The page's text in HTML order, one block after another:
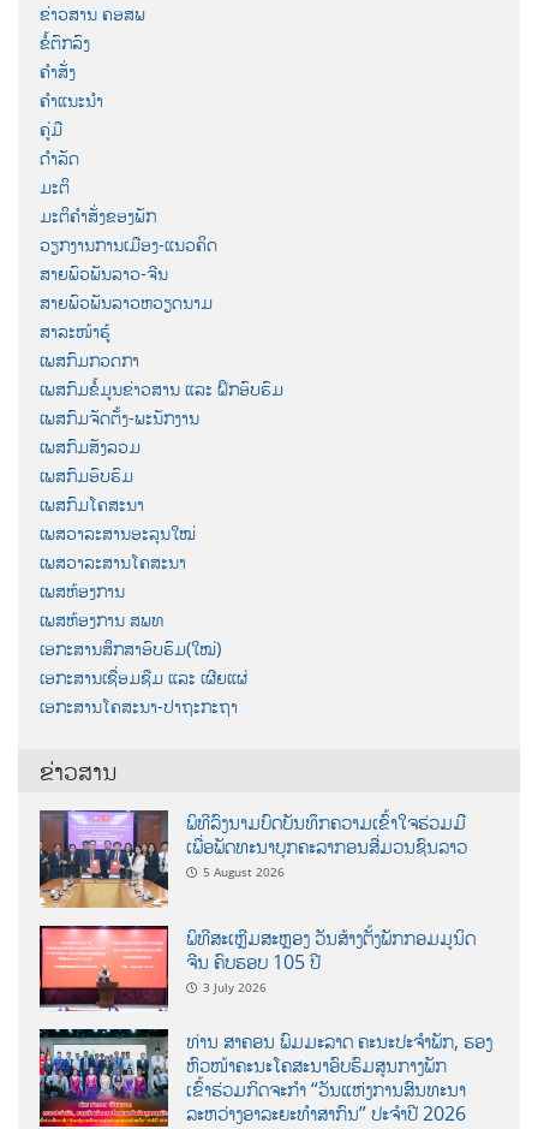
ຂ່າວສານ ຄອສພ
ຂໍ້ຕົກລົງ
ຄຳສັ່ງ
ຄຳແນະນຳ
ຄູ່ມື
ດຳລັດ
ມະຕິ
ມະຕິຄຳສັ່ງຂອງພັກ
ວຽກງານການເມືອງ-ແນວຄິດ
ສາຍພົວພັນລາວ-ຈີນ
ສາຍພົວພັນລາວຫວຽດນາມ
ສາລະໜ້າຮູ້
ເພສກົມກວດກາ
ເພສກົມຂໍ້ມູນຂ່າວສານ ແລະ ຝຶກອົບຮົມ
ເພສກົມຈັດຕັ້ງ-ພະນັກງານ
ເພສກົມສັງລວມ
ເພສກົມອົບຮົມ
ເພສກົມໂຄສະນາ
ເພສວາລະສານອະລຸນໃໝ່
ເພສວາລະສານໂຄສະນາ
ເພສຫ້ອງການ
ເພສຫ້ອງການ ສພທ
ເອກະສານສຶກສາອົບຮົມ(ໃໝ່)
ເອກະສານເຊື່ອມຊືມ ແລະ ເຜີຍແຜ່
ເອກະສານໂຄສະນາ-ປາຖະກະຖາ
ຂ່າວສານ
ພິທີລົງນາມບົດບັນທຶກຄວາມເຂົ້າໃຈຮ່ວມມື
ເພື່ອພັດທະນາບຸກຄະລາກອນສື່ມວນຊົນລາວ
5 August 2026
ພິທີສະເຫຼີມສະຫຼອງ ວັນສ້າງຕັ້ງພັກກອມມູນິດ
ຈີນ ຄົບຮອບ 105 ປີ
3 July 2026
ທ່ານ ສາຄອນ ພົມມະລາດ ຄະນະປະຈໍາພັກ, ຮອງ
ຫົວໜ້າຄະນະໂຄສະນາອົບຮົມສູນກາງພັກ
ເຂົ້າຮ່ວມກິດຈະກຳ “ວັນແຫ່ງການສົນທະນາ
ລະຫວ່າງອາລະຍະທຳສາກົນ” ປະຈຳປີ 2026